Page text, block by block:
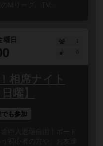
Mリーグ、TV...
曜日
1
相席ナイト
曜】
でも参加
中入退場自由！ボード
初心者の方や、お友達